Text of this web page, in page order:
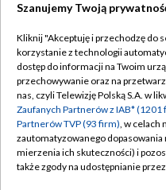
Szanujemy Twoją
Kliknij "Akceptuję i przechodzę do
korzystanie z technologii
dostęp do informacji na Twoim
przechowywanie oraz na
nas, czyli Telewizję Polską S.A. w
Zaufanych Partnerów z IAB* (1201
Partnerów TVP (93 firm), w celach
zautomatyzowanego
mierzenia ich skuteczności) i
także zgody na udostępnianie